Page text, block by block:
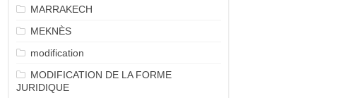
MARRAKECH
MEKNÈS
modification
MODIFICATION DE LA FORME
JURIDIQUE